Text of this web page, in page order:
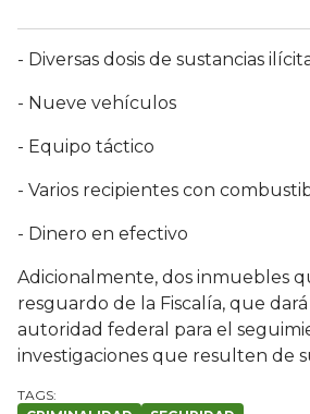
- Diversas dosis de sustancias
- Nueve vehículos
- Equipo táctico
- Varios recipientes con
- Dinero en efectivo
Adicionalmente, dos inmuebles
resguardo de la Fiscalía, que dará
autoridad federal para el
investigaciones que resulten de